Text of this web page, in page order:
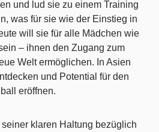
und lud sie zu einem Training
was für sie wie der Einstieg in
will sie für alle Mädchen wie
– ihnen den Zugang zum
Welt ermöglichen. In Asien
und Potential für den
eröffnen.
klaren Haltung bezüglich